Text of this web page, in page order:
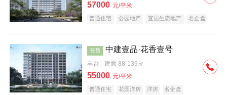
57000 元/平米
普通住宅 公园地产 宜居生态地产 名企盘
在售 中建壹品·花香壹号
丰台 建面 88-139㎡
55000 元/平米
普通住宅 花园洋房 洋房 名企盘